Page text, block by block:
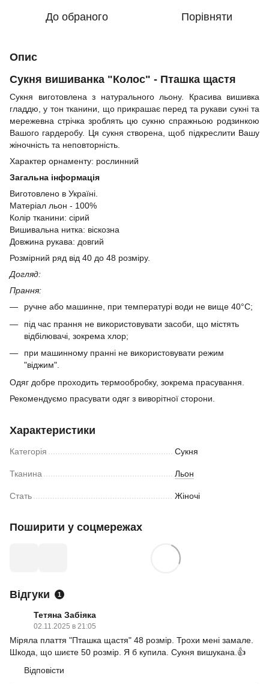
До обраного Порівняти
Опис
Сукня вишиванка "Колос" - Пташка щастя
Сукня виготовлена з натурального льону. Красива вишивка
гладдю, у тон тканини, що прикрашає перед та рукави сукні та
мережевна стрічка зроблять цю сукню спражньою родзинкою
Вашого гардеробу. Ця сукня створена, щоб підкреслити Вашу
жіночність та неповторність.
Характер орнаменту: рослинний
Загальна інформація
Виготовлено в Україні.
Матеріал льон - 100%
Колір тканини: сірий
Вишивальна нитка: віскозна
Довжина рукава: довгий
Розмірний ряд від 40 до 48 розміру.
Догляд:
Прання:
ручне або машинне, при температурі води не вище 40°C;
під час прання не використовувати засоби, що містять
відбілювачі, зокрема хлор;
​при машинному пранні не використовувати режим
"віджим".
Одяг добре проходить термообробку, зокрема прасування.
Рекомендуємо прасувати одяг з виворітної сторони.
Характеристики
Категорія Сукня
Тканина Льон
Стать Жіночі
Поширити у соцмережах
Відгуки 1
Тетяна Забіяка
02.11.2025 в 21:05
Міряла плаття "Пташка щастя" 48 розмір. Трохи мені замале.
Шкода, що шиєте 50 розмір. Я б купила. Сукня вишукана.👍
Відповісти